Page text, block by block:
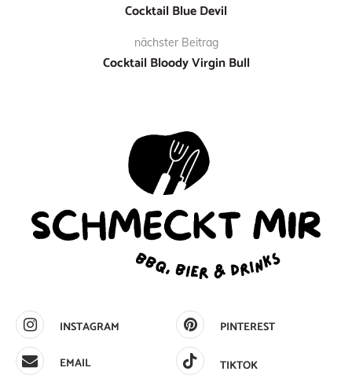
Cocktail Blue Devil
nächster Beitrag
Cocktail Bloody Virgin Bull
INSTAGRAM
PINTEREST
EMAIL
TIKTOK